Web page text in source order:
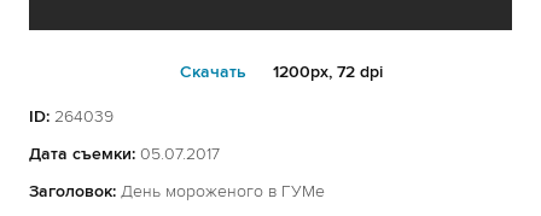
Cкачать 1200px, 72 dpi
ID: 264039
Дата съемки: 05.07.2017
Заголовок: День мороженого в ГУМе